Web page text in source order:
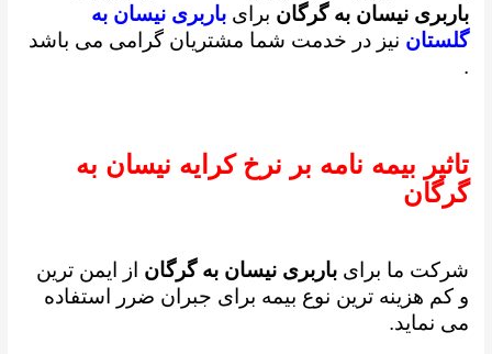
باربری نیسان به گرگان برایباربری نیسان به
گلستان نیز در خدمت شما مشتریان گرامی می باشد
.
تاثیر بیمه نامه بر نرخ کرایه نیسان به
گرگان
شرکت ما برایباربری نیسان به گرگان از ایمن ترین
و کم هزینه ترین نوع بیمه برای جبران ضرر استفاده
می نماید.